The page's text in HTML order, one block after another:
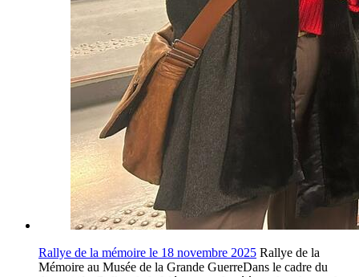
Rallye de la mémoire le 18 novembre 2025 Rallye de la
Mémoire au Musée de la Grande GuerreDans le cadre du